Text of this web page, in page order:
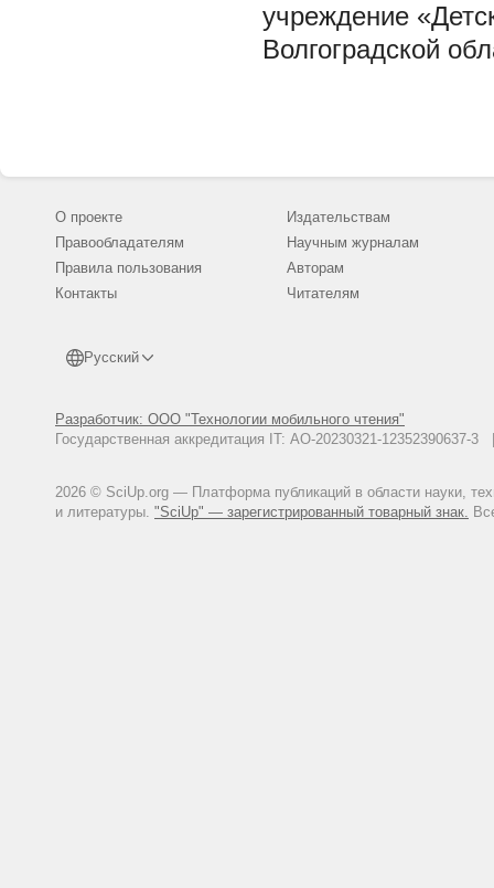
учреждение
Волгоградской
О проекте
Правообладателям
Правила пользования
Контакты
Русский
Разработчик: ООО "Технологии мобильного чтения"
Государственная аккредитация IT: АО-20230321-
2026 © SciUp.org — Платформа публикаций в области науки,
и литературы. "SciUp" — зарегистрированный товарный знак.
Издательствам
Научным журналам
Авторам
Читателям